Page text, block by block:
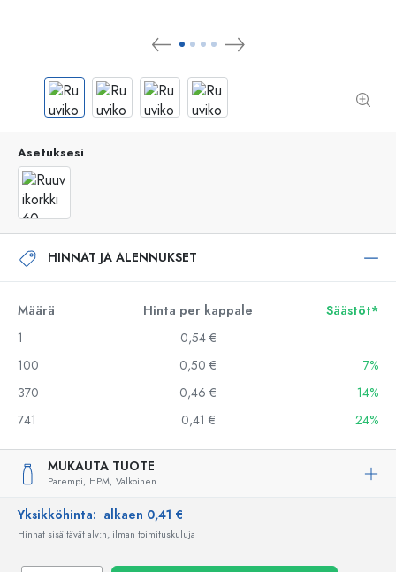
Asetuksesi
HINNAT JA ALENNUKSET
Määrä Hinta per kappale
Säästöt*
1
0,54 €
100
0,50 €
7%
370
0,46 €
14%
741
0,41 € 24%
MUKAUTA TUOTE
Parempi, HPM, Valkoinen
Yksikköhinta: alkaen 0,41 €
Hinnat sisältävät alv:n, ilman toimituskuluja